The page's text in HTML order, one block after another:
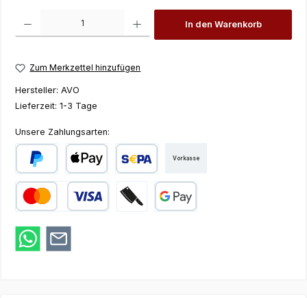
In den Warenkorb
Zum Merkzettel hinzufügen
Hersteller: AVO
Lieferzeit: 1-3 Tage
Unsere Zahlungsarten:
PayPal Apple Pay SEPA Lastschrift
Vorkasse